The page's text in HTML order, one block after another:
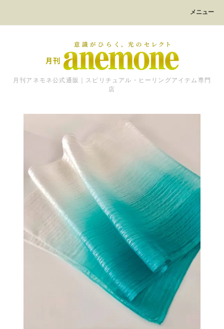
メニュー
月刊アネモネ公式通販｜スピリチュアル・ヒーリングアイテム専門
店